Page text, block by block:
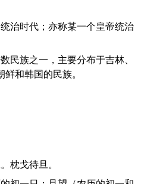
和韩国的民族。
枕戈待旦。